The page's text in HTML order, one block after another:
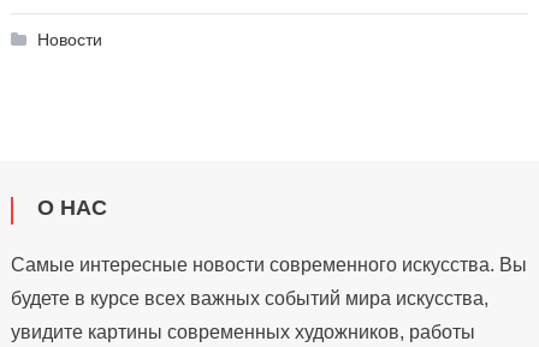
Новости
О НАС
Самые интересные новости современного искусства. Вы
будете в курсе всех важных событий мира искусства,
увидите картины современных художников, работы